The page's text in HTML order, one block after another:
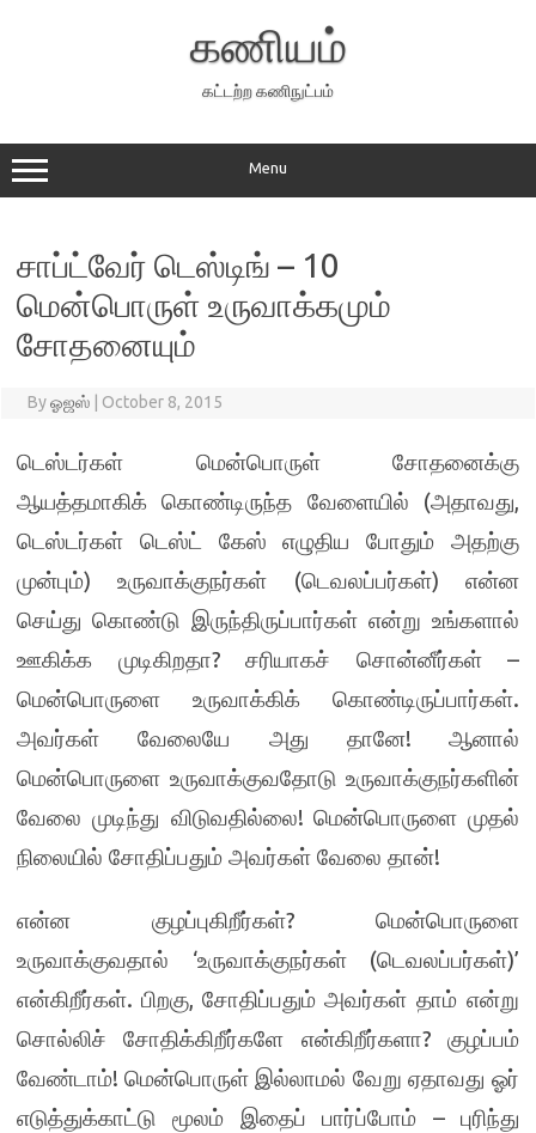
கணியம்
கட்டற்ற கணிநுட்பம்
Menu
சாப்ட்வேர் டெஸ்டிங் – 10
மென்பொருள் உருவாக்கமும்
சோதனையும்
Byஓஜஸ் October 8, 2015
டெஸ்டர்கள் மென்பொருள் சோதனைக்கு
ஆயத்தமாகிக் கொண்டிருந்த வேளையில் (அதாவது,
டெஸ்டர்கள் டெஸ்ட் கேஸ் எழுதிய போதும் அதற்கு
முன்பும்) உருவாக்குநர்கள் (டெவலப்பர்கள்) என்ன
செய்து கொண்டு இருந்திருப்பார்கள் என்று உங்களால்
ஊகிக்க முடிகிறதா? சரியாகச் சொன்னீர்கள் –
மென்பொருளை உருவாக்கிக் கொண்டிருப்பார்கள்.
அவர்கள் வேலையே அது தானே! ஆனால்
மென்பொருளை உருவாக்குவதோடு உருவாக்குநர்களின்
வேலை முடிந்து விடுவதில்லை! மென்பொருளை முதல்
நிலையில் சோதிப்பதும் அவர்கள் வேலை தான்!
என்ன குழப்புகிறீர்கள்? மென்பொருளை
உருவாக்குவதால் ‘உருவாக்குநர்கள் (டெவலப்பர்கள்)’
என்கிறீர்கள். பிறகு, சோதிப்பதும் அவர்கள் தாம் என்று
சொல்லிச் சோதிக்கிறீர்களே என்கிறீர்களா?குழப்பம்
வேண்டாம்! மென்பொருள் இல்லாமல் வேறு ஏதாவது ஓர்
எடுத்துக்காட்டு மூலம் இதைப் பார்ப்போம்–புரிந்து